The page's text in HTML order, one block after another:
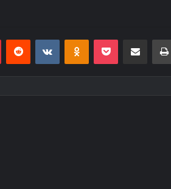
PinterestReddit VKontakteOdnoklassniki
Pocket E-Posta ile paylaş